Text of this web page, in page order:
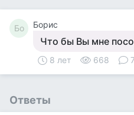
Бо Борис
Что бы Вы мне
8 лет 668
Ответы